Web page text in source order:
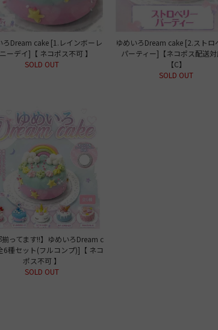
ろDream cake [1.レインボーレ
ーデイ]【 ネコポス不可 】
SOLD OUT
ゆめいろDream cake [2.ストロ
パーティー]【ネコポス配送対
【C】
SOLD OUT
揃ってます!!】ゆめいろDream c
6種セット(フルコンプ)]【 ネコ
ポス不可 】
SOLD OUT